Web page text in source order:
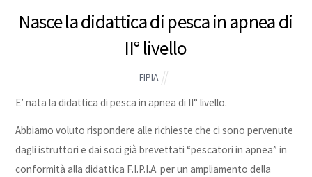
Nasce la didattica di pesca in apnea di
II° livello
FIPIA
E’ nata la didattica di pesca in apnea di II° livello.
Abbiamo voluto rispondere alle richieste che ci sono pervenute
dagli istruttori e dai soci già brevettati “pescatori in apnea” in
conformità alla didattica F.I.P.I.A. per un ampliamento della